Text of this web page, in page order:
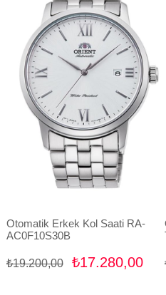
Otomatik Erkek Kol Saati RA-
AC0F10S30B
₺17.280,00
₺19.200,00
İndirim
%10İndirim